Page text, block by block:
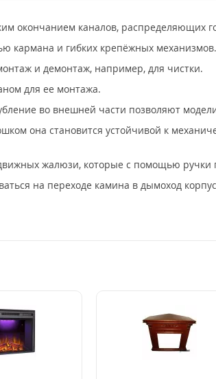
окончанием каналов, распределяющих
кармана и гибких крепёжных механизмов.
и демонтаж, например, для чистки.
для ее монтажа.
во внешней части позволяют
она становится устойчивой к
жалюзи, которые с помощью ручки
на переходе камина в дымоход